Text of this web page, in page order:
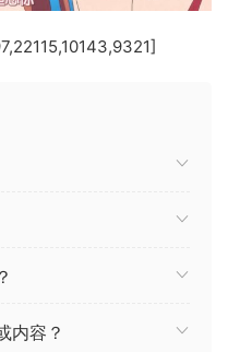
内容？